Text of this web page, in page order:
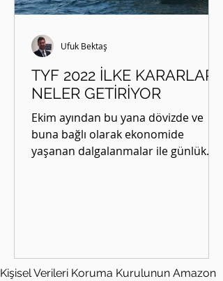
TYF 2022 İLKE KARARLARI
NELER GETİRİYOR
Ekim ayından bu yana dövizde ve
buna bağlı olarak ekonomide
yaşanan dalgalanmalar ile günlük
Ufuk Bektaş
Kişisel Verileri Koruma Kurulunun Amazon